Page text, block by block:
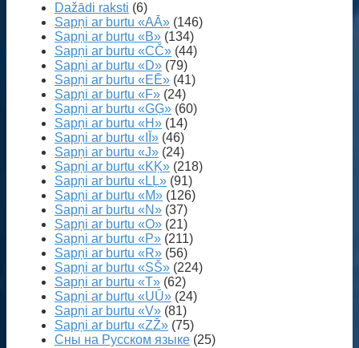
Dažādi raksti (6)
Sapņi ar burtu «AĀ» (146)
Sapņi ar burtu «B» (134)
Sapņi ar burtu «CČ» (44)
Sapņi ar burtu «D» (79)
Sapņi ar burtu «EĒ» (41)
Sapņi ar burtu «F» (24)
Sapņi ar burtu «GĢ» (60)
Sapņi ar burtu «H» (14)
Sapņi ar burtu «IĪ» (46)
Sapņi ar burtu «J» (24)
Sapņi ar burtu «KĶ» (218)
Sapņi ar burtu «LĻ» (91)
Sapņi ar burtu «M» (126)
Sapņi ar burtu «N» (37)
Sapņi ar burtu «O» (21)
Sapņi ar burtu «P» (211)
Sapņi ar burtu «R» (56)
Sapņi ar burtu «SŠ» (224)
Sapņi ar burtu «T» (62)
Sapņi ar burtu «UŪ» (24)
Sapņi ar burtu «V» (81)
Sapņi ar burtu «ZŽ» (75)
Сны на Русском языке (25)